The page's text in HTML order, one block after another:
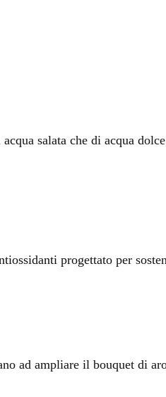
salata che di acqua
progettato per
ad ampliare il bouquet di